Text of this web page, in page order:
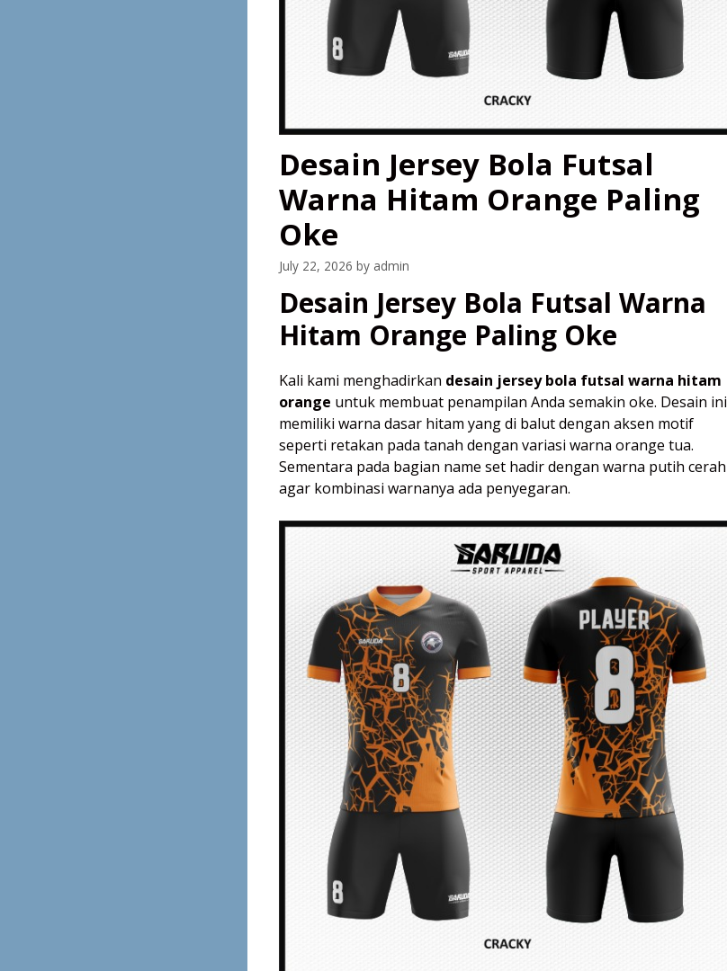
Desain Jersey Bola Futsal
Warna Hitam Orange Paling
Oke
July 22, 2026 by admin
Desain Jersey Bola Futsal Warna
Hitam Orange Paling Oke
Kali kami menghadirkan desain jersey bola futsal warna hitam
orange untuk membuat penampilan Anda semakin oke. Desain ini
memiliki warna dasar hitam yang di balut dengan aksen motif
seperti retakan pada tanah dengan variasi warna orange tua.
Sementara pada bagian name set hadir dengan warna putih cerah
agar kombinasi warnanya ada penyegaran.